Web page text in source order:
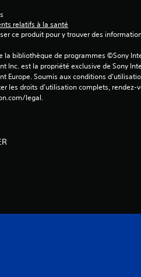
relatifs à la santé
ce produit pour y trouver des
la bibliothèque de programmes ©Sony
Inc. est la propriété exclusive de Sony
Europe. Soumis aux conditions
les droits d’utilisation complets, rendez-
legal.